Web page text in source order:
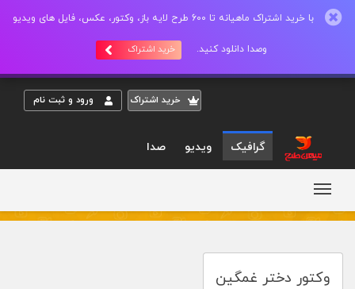
با خرید اشتراک ماهیانه تا 600 طرح لایه باز، وکتور، عکس، فایل های ویدیو
وصدا دانلود کنید. خرید اشتراک
خريد اشتراک ورود و ثبت نام
گرافیک ویدیو صدا
وکتور دختر غمگین